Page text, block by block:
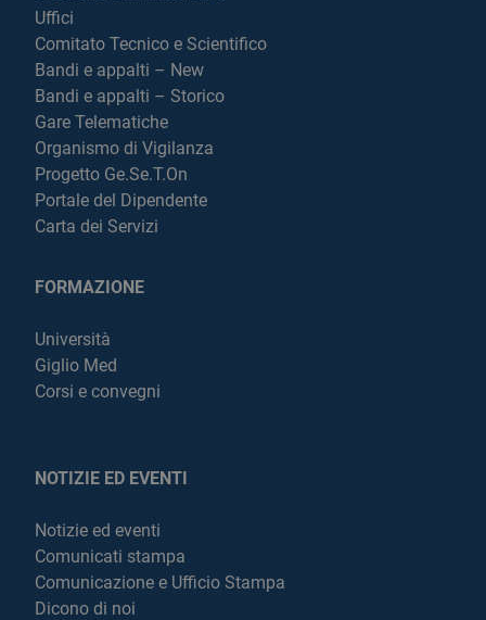
Uffici
Comitato Tecnico e Scientifico
Bandi e appalti – New
Bandi e appalti – Storico
Gare Telematiche
Organismo di Vigilanza
Progetto Ge.Se.T.On
Portale del Dipendente
Carta dei Servizi
FORMAZIONE
Università
Giglio Med
Corsi e convegni
NOTIZIE ED EVENTI
Notizie ed eventi
Comunicati stampa
Comunicazione e Ufficio Stampa
Dicono di noi